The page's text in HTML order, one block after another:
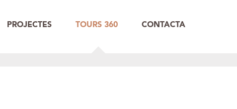
PROJECTES TOURS 360 CONTACTA